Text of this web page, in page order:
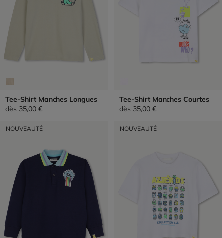
Tee-Shirt Manches Longues
dès 35,00 €
Tee-Shirt Manches Courtes
dès 35,00 €
NOUVEAUTÉ NOUVEAUTÉ